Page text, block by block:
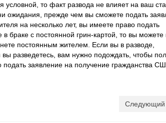
то факт развода не влияет на ваш
ожидания, прежде чем вы сможете подать
на несколько лет, вы имеете право подать
браке с постоянной грин-картой, то вы можете
постоянным жителем. Если вы в разводе,
разведетесь, вам нужно подождать, чтобы
заявление на получение гражданства
Следующий